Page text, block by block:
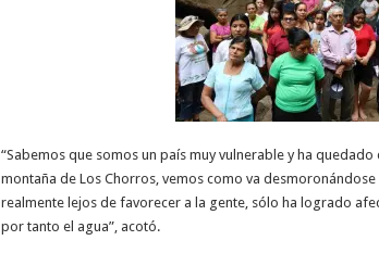
“Sabemos que somos un país muy vulnerable y ha
montaña de Los Chorros, vemos como va
realmente lejos de favorecer a la gente, sólo ha logrado
por tanto el agua”, acotó.